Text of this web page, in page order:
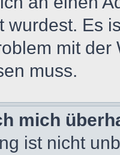
wurdest. Es
mit
muss.
mich
ist nicht